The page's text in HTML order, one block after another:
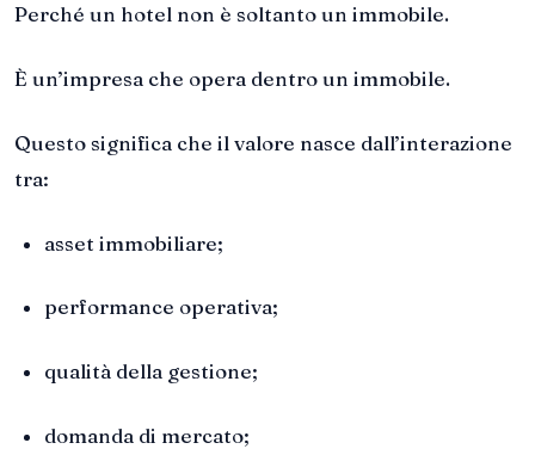
Perché un hotel non è soltanto un immobile.
È un’impresa che opera dentro un immobile.
Questo significa che il valore nasce dall’interazione
tra:
asset immobiliare;
performance operativa;
qualità della gestione;
domanda di mercato;